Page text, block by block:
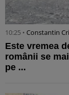
10:25 • Constantin
Este vremea
românii se
pe ...